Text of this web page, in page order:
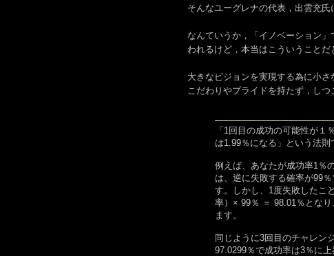
そんなユーグレナの代表，出雲充氏
なんていうか，「イノベーション
われるけど，本当はこういうことだ
大きなビジョンを実現する為に小
こだわりやプライドを持たず，し
「1回目の成功の可能性が
は1.99％になる」という法則
例えば、あなたが成功率1％
は、逆に失敗する確率が99
す。しかし、1度失敗したこ
率）× 99％ ＝ 98.01％とな
ます。
同じように3回目のチャレン
97.0299％で成功率は3％に